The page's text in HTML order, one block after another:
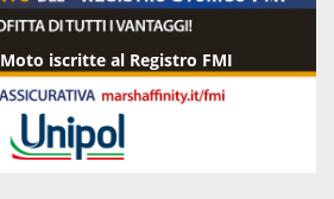
Moto iscritte al Registro FMI